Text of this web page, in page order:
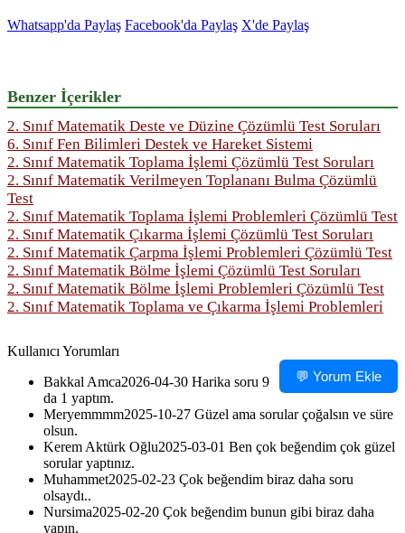
Whatsapp'da Paylaş Facebook'da Paylaş X'de Paylaş
Benzer İçerikler
2. Sınıf Matematik Deste ve Düzine Çözümlü Test Soruları
6. Sınıf Fen Bilimleri Destek ve Hareket Sistemi
2. Sınıf Matematik Toplama İşlemi Çözümlü Test Soruları
2. Sınıf Matematik Verilmeyen Toplananı Bulma Çözümlü
Test
2. Sınıf Matematik Toplama İşlemi Problemleri Çözümlü Test
2. Sınıf Matematik Çıkarma İşlemi Çözümlü Test Soruları
2. Sınıf Matematik Çarpma İşlemi Problemleri Çözümlü Test
2. Sınıf Matematik Bölme İşlemi Çözümlü Test Soruları
2. Sınıf Matematik Bölme İşlemi Problemleri Çözümlü Test
2. Sınıf Matematik Toplama ve Çıkarma İşlemi Problemleri
Kullanıcı Yorumları
💬 Yorum Ekle
Bakkal Amca2026-04-30 Harika soru 9
da 1 yaptım.
Meryemmmm2025-10-27 Güzel ama sorular çoğalsın ve süre
olsun.
Kerem Aktürk Oğlu2025-03-01 Ben çok beğendim çok güzel
sorular yaptınız.
Muhammet2025-02-23 Çok beğendim biraz daha soru
olsaydı..
Nursima2025-02-20 Çok beğendim bunun gibi biraz daha
yapın.